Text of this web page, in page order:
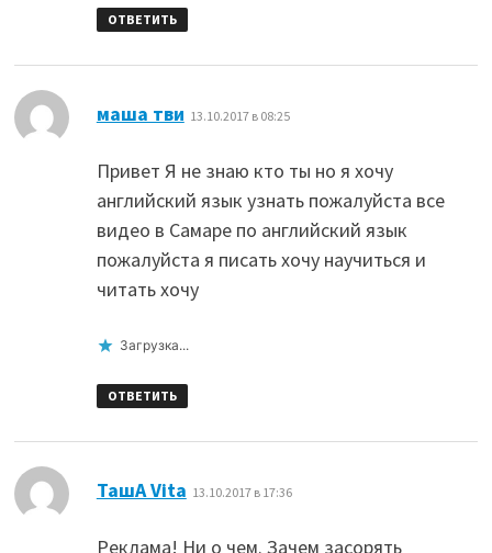
ОТВЕТИТЬ
маша тви 13.10.2017 в 08:25
Привет Я не знаю кто ты но я хочу
английский язык узнать пожалуйста все
видео в Самаре по английский язык
пожалуйста я писать хочу научиться и
читать хочу
Загрузка...
ОТВЕТИТЬ
ТашА Vita 13.10.2017 в 17:36
Реклама! Ни о чем. Зачем засорять